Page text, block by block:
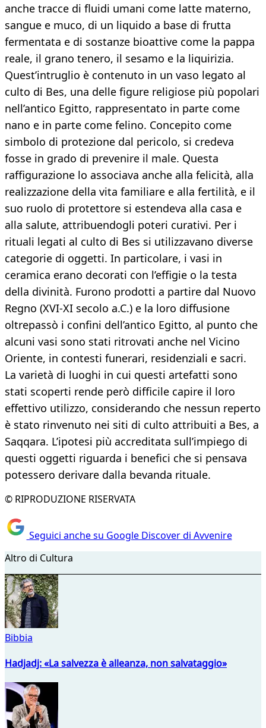
anche tracce di fluidi umani come latte materno,
sangue e muco, di un liquido a base di frutta
fermentata e di sostanze bioattive come la pappa
reale, il grano tenero, il sesamo e la liquirizia.
Quest’intruglio è contenuto in un vaso legato al
culto di Bes, una delle figure religiose più popolari
nell’antico Egitto, rappresentato in parte come
nano e in parte come felino. Concepito come
simbolo di protezione dal pericolo, si credeva
fosse in grado di prevenire il male. Questa
raffigurazione lo associava anche alla felicità, alla
realizzazione della vita familiare e alla fertilità, e il
suo ruolo di protettore si estendeva alla casa e
alla salute, attribuendogli poteri curativi. Per i
rituali legati al culto di Bes si utilizzavano diverse
categorie di oggetti. In particolare, i vasi in
ceramica erano decorati con l’effigie o la testa
della divinità. Furono prodotti a partire dal Nuovo
Regno (XVI-XI secolo a.C.) e la loro diffusione
oltrepassò i confini dell’antico Egitto, al punto che
alcuni vasi sono stati ritrovati anche nel Vicino
Oriente, in contesti funerari, residenziali e sacri.
La varietà di luoghi in cui questi artefatti sono
stati scoperti rende però difficile capire il loro
effettivo utilizzo, considerando che nessun reperto
è stato rinvenuto nei siti di culto attribuiti a Bes, a
Saqqara. L’ipotesi più accreditata sull’impiego di
questi oggetti riguarda i benefici che si pensava
potessero derivare dalla bevanda rituale.
© RIPRODUZIONE RISERVATA
Seguici anche su Google Discover di Avvenire
Altro di Cultura
Bibbia
Hadjadj: «La salvezza è alleanza, non salvataggio»